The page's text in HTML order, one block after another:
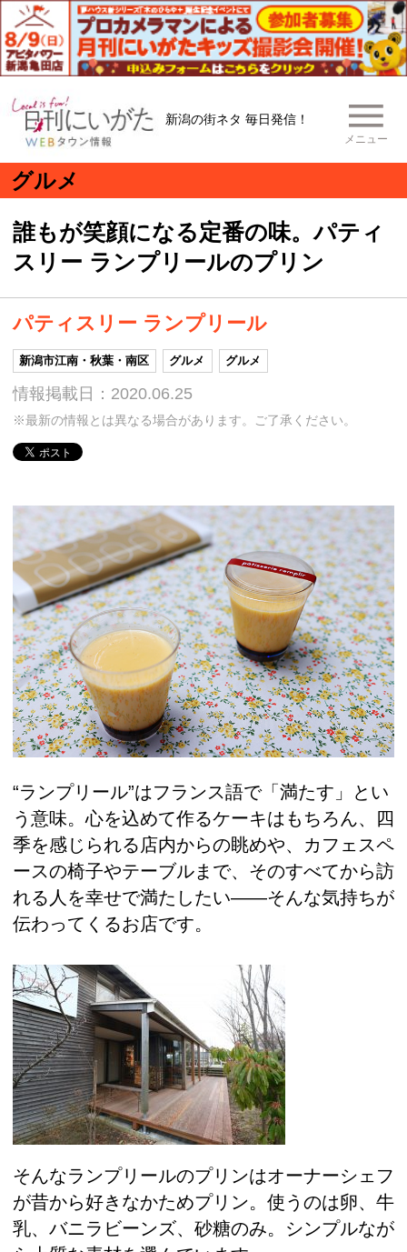
新潟の街ネタ 毎日発信！
メニュー
グルメ
誰もが笑顔になる定番の味。パティ
スリー ランプリールのプリン
パティスリー ランプリール
新潟市江南・秋葉・南区 グルメ グルメ
情報掲載日：2020.06.25
※最新の情報とは異なる場合があります。ご了承ください。
“ランプリール”はフランス語で「満たす」とい
う意味。心を込めて作るケーキはもちろん、四
季を感じられる店内からの眺めや、カフェスペ
ースの椅子やテーブルまで、そのすべてから訪
れる人を幸せで満たしたい――そんな気持ちが
伝わってくるお店です。
そんなランプリールのプリンはオーナーシェフ
が昔から好きなかためプリン。使うのは卵、牛
乳、バニラビーンズ、砂糖のみ。シンプルなが